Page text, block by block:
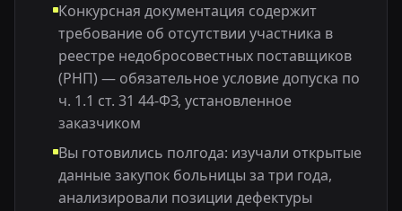
Конкурсная документация содержит
требование об отсутствии участника в
реестре недобросовестных поставщиков
(РНП) — обязательное условие допуска по
ч. 1.1 ст. 31 44-ФЗ, установленное
заказчиком
Вы готовились полгода: изучали открытые
данные закупок больницы за три года,
анализировали позиции дефектуры